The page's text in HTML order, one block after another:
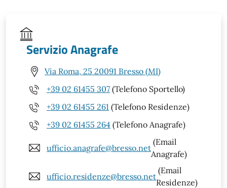
Servizio Anagrafe
Via Roma, 25 20091 Bresso (MI)
+39 02 61455 307 (Telefono Sportello)
+39 02 61455 261 (Telefono Residenze)
+39 02 61455 264 (Telefono Anagrafe)
ufficio.anagrafe@bresso.net
(Email
Anagrafe)
ufficio.residenze@bresso.net
(Email
Residenze)